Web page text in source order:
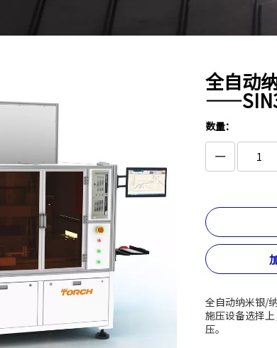
全自动
数量：
全自动纳米银/
施压设备选择
压。